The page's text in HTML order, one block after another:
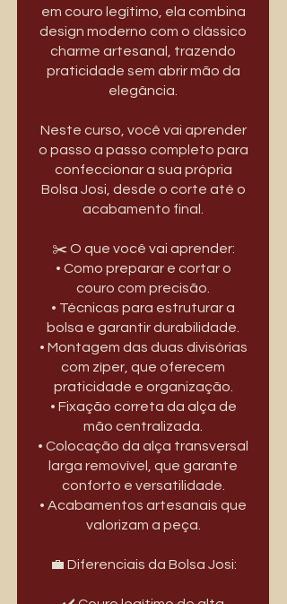
em couro legítimo, ela combina
design moderno com o clássico
charme artesanal, trazendo
praticidade sem abrir mão da
elegância.
Neste curso, você vai aprender
o passo a passo completo para
confeccionar a sua própria
Bolsa Josi, desde o corte até o
acabamento final.
✂️ O que você vai aprender:
• Como preparar e cortar o
couro com precisão.
• Técnicas para estruturar a
bolsa e garantir durabilidade.
• Montagem das duas divisórias
com zíper, que oferecem
praticidade e organização.
• Fixação correta da alça de
mão centralizada.
• Colocação da alça transversal
larga removível, que garante
conforto e versatilidade.
• Acabamentos artesanais que
valorizam a peça.
💼 Diferenciais da Bolsa Josi: